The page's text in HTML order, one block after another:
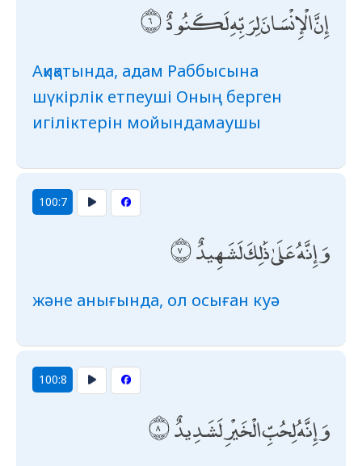
إِنَّ الْإِنْسَانَ لِرَبِّهِ لَكَنُودٌ
Ақиқатында, адам Раббысына
шүкірлік етпеуші Оның берген
игіліктерін мойындамаушы
100:7
وَإِنَّهُ عَلَىٰ ذَٰلِكَ لَشَهِيدٌ
және анығында, ол осыған куә
100:8
وَإِنَّهُ لِحُبِّ الْخَيْرِ لَشَدِيدٌ